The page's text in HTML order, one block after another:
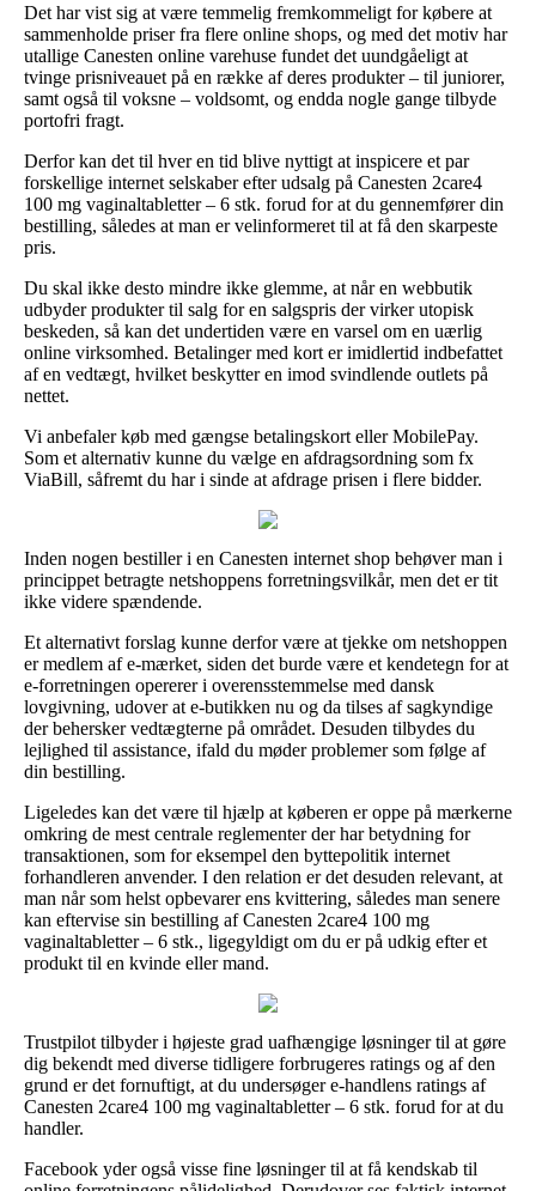
Det har vist sig at være temmelig fremkommeligt for købere at
sammenholde priser fra flere online shops, og med det motiv har
utallige Canesten online varehuse fundet det uundgåeligt at
tvinge prisniveauet på en række af deres produkter – til juniorer,
samt også til voksne – voldsomt, og endda nogle gange tilbyde
portofri fragt.
Derfor kan det til hver en tid blive nyttigt at inspicere et par
forskellige internet selskaber efter udsalg på Canesten 2care4
100 mg vaginaltabletter – 6 stk. forud for at du gennemfører din
bestilling, således at man er velinformeret til at få den skarpeste
pris.
Du skal ikke desto mindre ikke glemme, at når en webbutik
udbyder produkter til salg for en salgspris der virker utopisk
beskeden, så kan det undertiden være en varsel om en uærlig
online virksomhed. Betalinger med kort er imidlertid indbefattet
af en vedtægt, hvilket beskytter en imod svindlende outlets på
nettet.
Vi anbefaler køb med gængse betalingskort eller MobilePay.
Som et alternativ kunne du vælge en afdragsordning som fx
ViaBill, såfremt du har i sinde at afdrage prisen i flere bidder.
Inden nogen bestiller i en Canesten internet shop behøver man i
princippet betragte netshoppens forretningsvilkår, men det er tit
ikke videre spændende.
Et alternativt forslag kunne derfor være at tjekke om netshoppen
er medlem af e-mærket, siden det burde være et kendetegn for at
e-forretningen opererer i overensstemmelse med dansk
lovgivning, udover at e-butikken nu og da tilses af sagkyndige
der behersker vedtægterne på området. Desuden tilbydes du
lejlighed til assistance, ifald du møder problemer som følge af
din bestilling.
Ligeledes kan det være til hjælp at køberen er oppe på mærkerne
omkring de mest centrale reglementer der har betydning for
transaktionen, som for eksempel den byttepolitik internet
forhandleren anvender. I den relation er det desuden relevant, at
man når som helst opbevarer ens kvittering, således man senere
kan eftervise sin bestilling af Canesten 2care4 100 mg
vaginaltabletter – 6 stk., ligegyldigt om du er på udkig efter et
produkt til en kvinde eller mand.
Trustpilot tilbyder i højeste grad uafhængige løsninger til at gøre
dig bekendt med diverse tidligere forbrugeres ratings og af den
grund er det fornuftigt, at du undersøger e-handlens ratings af
Canesten 2care4 100 mg vaginaltabletter – 6 stk. forud for at du
handler.
Facebook yder også visse fine løsninger til at få kendskab til